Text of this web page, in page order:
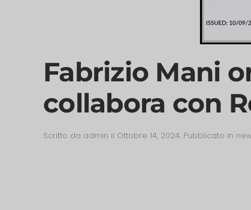
Fabrizio Mani
collabora con
Scritto da admin il Ottobre 14, 2024. Pubblicato in